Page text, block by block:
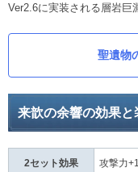
Ver2.6に実装される層岩巨
聖遺物
来歆の余響の効果と
2セット効果 攻撃力